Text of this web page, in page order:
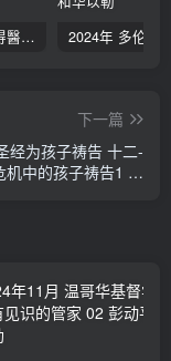
基督徒不一定病得醫治？寇紹恩牧師談基督徒的醫治與盼望
下一篇
经为孩子祷告 十二-
机中的孩子祷告1 裘